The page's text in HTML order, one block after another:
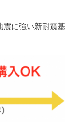
震に強い新耐震基